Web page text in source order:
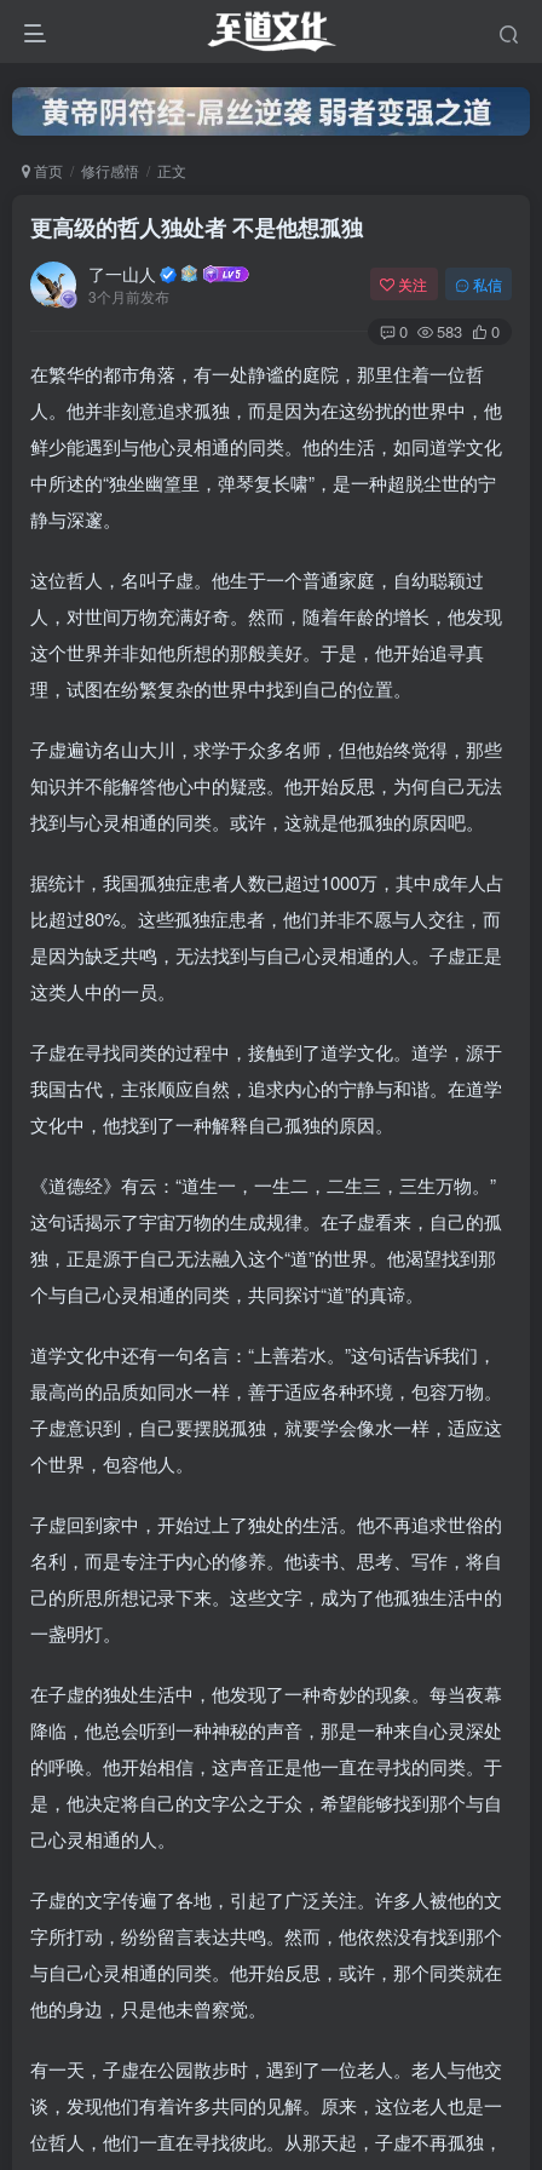
首页 修行感悟 正文
更高级的哲人独处者 不是他想孤独
了一山人
3个月前发布
关注 私信
0 583 0
在繁华的都市角落，有一处静谧的庭院，那里住着一位哲
人。他并非刻意追求孤独，而是因为在这纷扰的世界中，他
鲜少能遇到与他心灵相通的同类。他的生活，如同道学文化
中所述的“独坐幽篁里，弹琴复长啸”，是一种超脱尘世的宁
静与深邃。
这位哲人，名叫子虚。他生于一个普通家庭，自幼聪颖过
人，对世间万物充满好奇。然而，随着年龄的增长，他发现
这个世界并非如他所想的那般美好。于是，他开始追寻真
理，试图在纷繁复杂的世界中找到自己的位置。
子虚遍访名山大川，求学于众多名师，但他始终觉得，那些
知识并不能解答他心中的疑惑。他开始反思，为何自己无法
找到与心灵相通的同类。或许，这就是他孤独的原因吧。
据统计，我国孤独症患者人数已超过1000万，其中成年人占
比超过80%。这些孤独症患者，他们并非不愿与人交往，而
是因为缺乏共鸣，无法找到与自己心灵相通的人。子虚正是
这类人中的一员。
子虚在寻找同类的过程中，接触到了道学文化。道学，源于
我国古代，主张顺应自然，追求内心的宁静与和谐。在道学
文化中，他找到了一种解释自己孤独的原因。
《道德经》有云：“道生一，一生二，二生三，三生万物。”
这句话揭示了宇宙万物的生成规律。在子虚看来，自己的孤
独，正是源于自己无法融入这个“道”的世界。他渴望找到那
个与自己心灵相通的同类，共同探讨“道”的真谛。
道学文化中还有一句名言：“上善若水。”这句话告诉我们，
最高尚的品质如同水一样，善于适应各种环境，包容万物。
子虚意识到，自己要摆脱孤独，就要学会像水一样，适应这
个世界，包容他人。
子虚回到家中，开始过上了独处的生活。他不再追求世俗的
名利，而是专注于内心的修养。他读书、思考、写作，将自
己的所思所想记录下来。这些文字，成为了他孤独生活中的
一盏明灯。
在子虚的独处生活中，他发现了一种奇妙的现象。每当夜幕
降临，他总会听到一种神秘的声音，那是一种来自心灵深处
的呼唤。他开始相信，这声音正是他一直在寻找的同类。于
是，他决定将自己的文字公之于众，希望能够找到那个与自
己心灵相通的人。
子虚的文字传遍了各地，引起了广泛关注。许多人被他的文
字所打动，纷纷留言表达共鸣。然而，他依然没有找到那个
与自己心灵相通的同类。他开始反思，或许，那个同类就在
他的身边，只是他未曾察觉。
有一天，子虚在公园散步时，遇到了一位老人。老人与他交
谈，发现他们有着许多共同的见解。原来，这位老人也是一
位哲人，他们一直在寻找彼此。从那天起，子虚不再孤独，